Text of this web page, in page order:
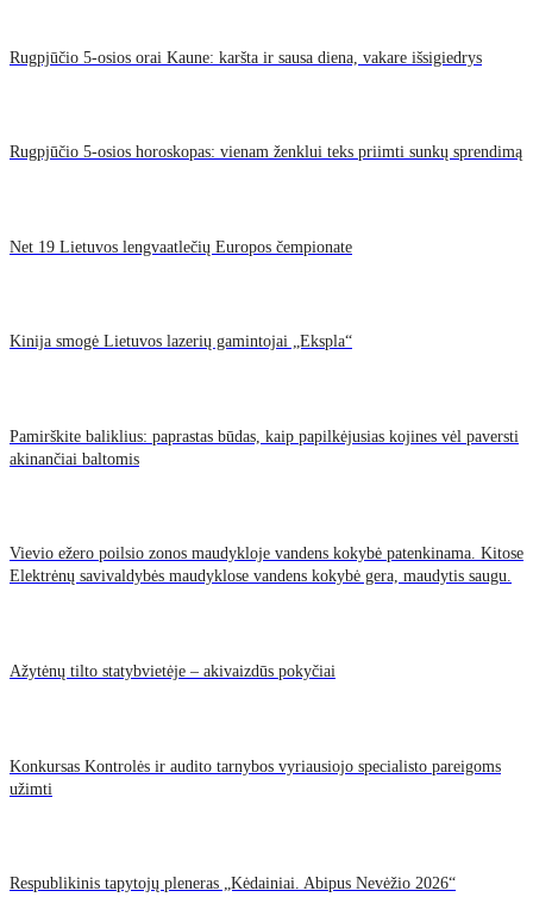
Rugpjūčio 5-osios orai Kaune: karšta ir sausa diena, vakare išsigiedrys
Rugpjūčio 5-osios horoskopas: vienam ženklui teks priimti sunkų sprendimą
Net 19 Lietuvos lengvaatlečių Europos čempionate
Kinija smogė Lietuvos lazerių gamintojai „Ekspla“
Pamirškite baliklius: paprastas būdas, kaip papilkėjusias kojines vėl paversti
akinančiai baltomis
Vievio ežero poilsio zonos maudykloje vandens kokybė patenkinama. Kitose
Elektrėnų savivaldybės maudyklose vandens kokybė gera, maudytis saugu.
Ažytėnų tilto statybvietėje – akivaizdūs pokyčiai
Konkursas Kontrolės ir audito tarnybos vyriausiojo specialisto pareigoms
užimti
Respublikinis tapytojų pleneras „Kėdainiai. Abipus Nevėžio 2026“